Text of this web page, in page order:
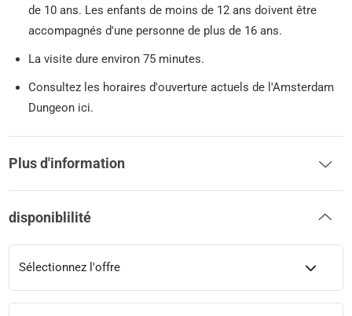
de 10 ans. Les enfants de moins de 12 ans doivent être
accompagnés d'une personne de plus de 16 ans.
La visite dure environ 75 minutes.
Consultez les horaires d'ouverture actuels de l'Amsterdam
Dungeon ici.
Plus d'information
disponiblilité
Sélectionnez l'offre